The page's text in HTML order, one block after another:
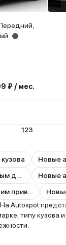
₽ / мес.
123
Новые
Новые
Autospot
типу